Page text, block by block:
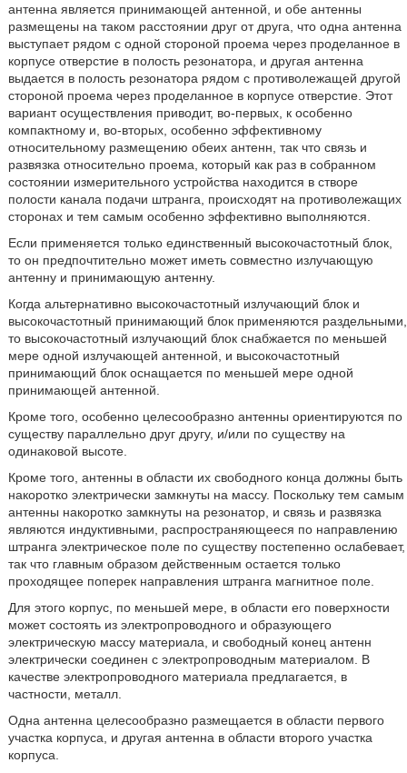
антенна является принимающей антенной, и обе антенны
размещены на таком расстоянии друг от друга, что одна антенна
выступает рядом с одной стороной проема через проделанное в
корпусе отверстие в полость резонатора, и другая антенна
выдается в полость резонатора рядом с противолежащей другой
стороной проема через проделанное в корпусе отверстие. Этот
вариант осуществления приводит, во-первых, к особенно
компактному и, во-вторых, особенно эффективному
относительному размещению обеих антенн, так что связь и
развязка относительно проема, который как раз в собранном
состоянии измерительного устройства находится в створе
полости канала подачи штранга, происходят на противолежащих
сторонах и тем самым особенно эффективно выполняются.
Если применяется только единственный высокочастотный блок,
то он предпочтительно может иметь совместно излучающую
антенну и принимающую антенну.
Когда альтернативно высокочастотный излучающий блок и
высокочастотный принимающий блок применяются раздельными,
то высокочастотный излучающий блок снабжается по меньшей
мере одной излучающей антенной, и высокочастотный
принимающий блок оснащается по меньшей мере одной
принимающей антенной.
Кроме того, особенно целесообразно антенны ориентируются по
существу параллельно друг другу, и/или по существу на
одинаковой высоте.
Кроме того, антенны в области их свободного конца должны быть
накоротко электрически замкнуты на массу. Поскольку тем самым
антенны накоротко замкнуты на резонатор, и связь и развязка
являются индуктивными, распространяющееся по направлению
штранга электрическое поле по существу постепенно ослабевает,
так что главным образом действенным остается только
проходящее поперек направления штранга магнитное поле.
Для этого корпус, по меньшей мере, в области его поверхности
может состоять из электропроводного и образующего
электрическую массу материала, и свободный конец антенн
электрически соединен с электропроводным материалом. В
качестве электропроводного материала предлагается, в
частности, металл.
Одна антенна целесообразно размещается в области первого
участка корпуса, и другая антенна в области второго участка
корпуса.